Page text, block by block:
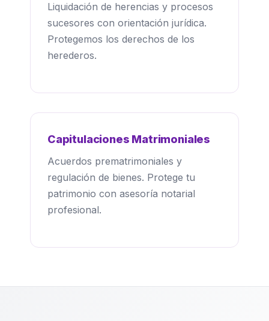
Liquidación de herencias y procesos
sucesores con orientación jurídica.
Protegemos los derechos de los
herederos.
Capitulaciones Matrimoniales
Acuerdos prematrimoniales y
regulación de bienes. Protege tu
patrimonio con asesoría notarial
profesional.